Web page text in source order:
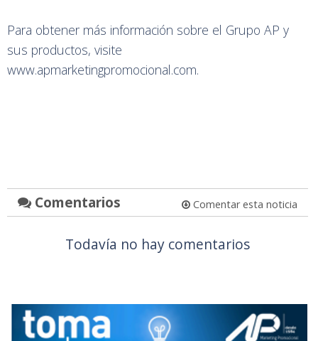
Para obtener más información sobre el Grupo AP y
sus productos, visite
www.apmarketingpromocional.com.
Comentarios Comentar esta noticia
Todavía no hay comentarios